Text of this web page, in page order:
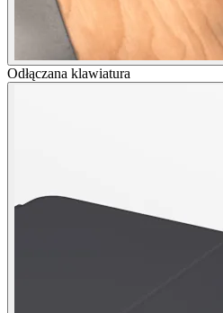
Odłączana klawiatura